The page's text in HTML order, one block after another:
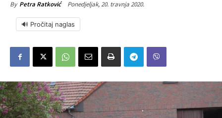
By Petra Ratković Ponedjeljak, 20. travnja 2020.
🔊 Pročitaj naglas